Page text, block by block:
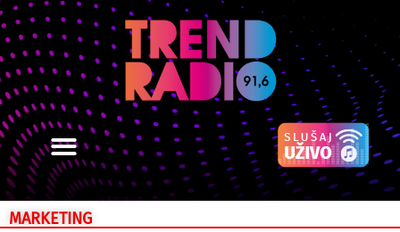
MARKETING